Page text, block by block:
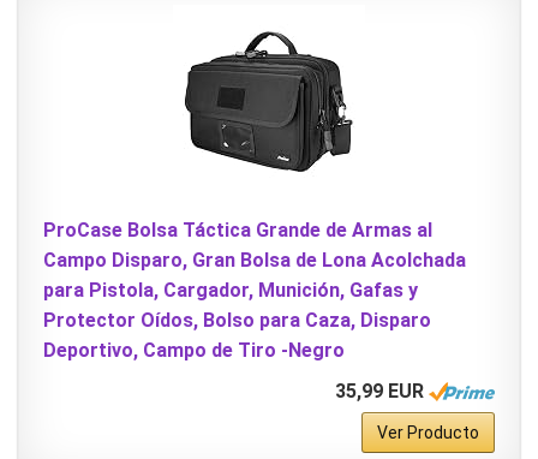
ProCase Bolsa Táctica Grande de Armas al
Campo Disparo, Gran Bolsa de Lona Acolchada
para Pistola, Cargador, Munición, Gafas y
Protector Oídos, Bolso para Caza, Disparo
Deportivo, Campo de Tiro -Negro
35,99 EUR
Ver Producto